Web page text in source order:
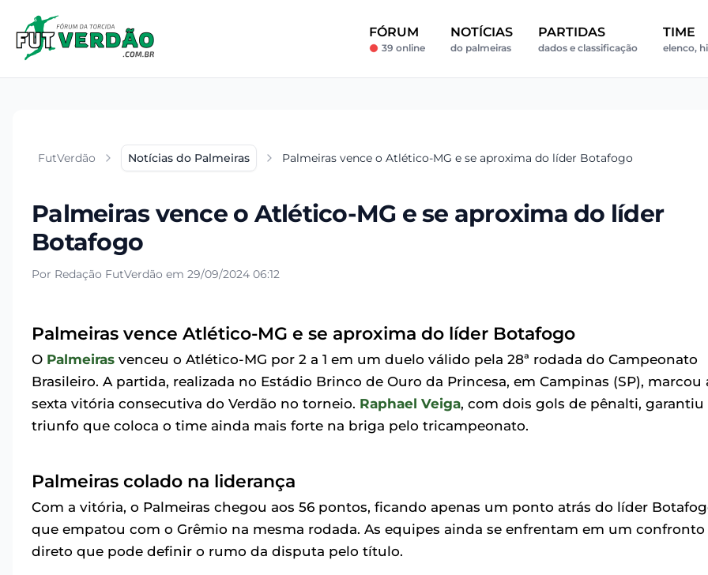
FÓRUM
39 online
NOTÍCIAS
do palmeiras
PARTIDAS
dados e classificação
TIME
elenco,
FutVerdão Notícias do Palmeiras Palmeiras vence o Atlético-MG e se aproxima do líder Botafogo
Palmeiras vence o Atlético-MG e se aproxima do líder
Botafogo
Por Redação FutVerdão em 29/09/2024 06:12
Palmeiras vence Atlético-MG e se aproxima do líder Botafogo
O Palmeiras venceu o Atlético-MG por 2 a 1 em um duelo válido pela 28ª rodada do Campeonato
Brasileiro. A partida, realizada no Estádio Brinco de Ouro da Princesa, em Campinas (SP), marcou
sexta vitória consecutiva do Verdão no torneio. Raphael Veiga, com dois gols de pênalti, garantiu
triunfo que coloca o time ainda mais forte na briga pelo tricampeonato.
Palmeiras colado na liderança
Com a vitória, o Palmeiras chegou aos 56 pontos, ficando apenas um ponto atrás do líder
que empatou com o Grêmio na mesma rodada. As equipes ainda se enfrentam em um confronto
direto que pode definir o rumo da disputa pelo título.